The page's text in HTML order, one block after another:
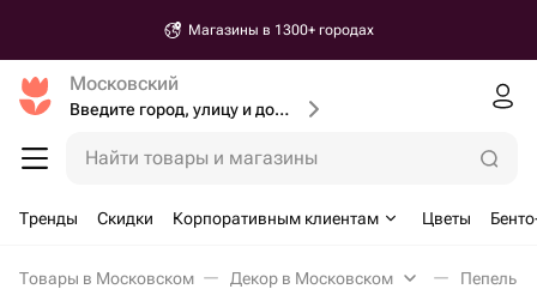
Магазины в 1300+ городах
Московский
Введите город, улицу и дом доставки
Найти товары и магазины
Тренды Скидки Корпоративным клиентам Цветы
Товары в Московском Декор в Московском